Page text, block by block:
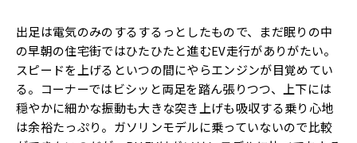
出足は電気のみのするするっとしたもので、まだ眠りの中
の早朝の住宅街ではひたひたと進むEV走行がありがたい。
スピードを上げるといつの間にやらエンジンが目覚めてい
る。コーナーではビシッと両足を踏ん張りつつ、上下には
穏やかに細かな振動も大きな突き上げも吸収する乗り心地
は余裕たっぷり。ガソリンモデルに乗っていないので比較